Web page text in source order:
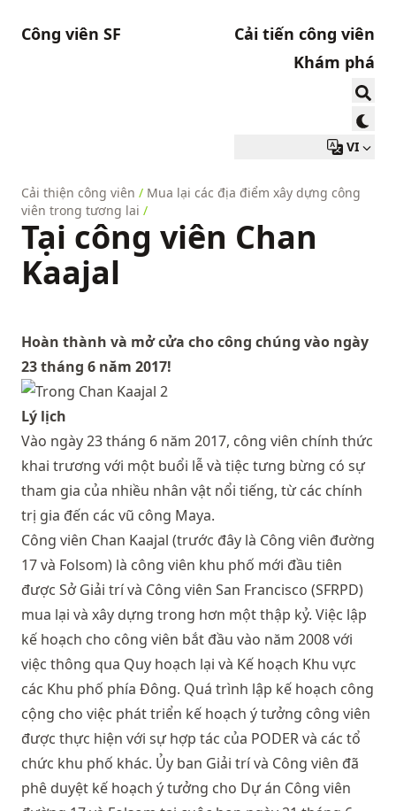
Công viên SF
Cải tiến công viên
Khám phá
VI
Cải thiện công viên / Mua lại các địa điểm xây dựng công
viên trong tương lai /
Tại công viên Chan
Kaajal
Hoàn thành và mở cửa cho công chúng vào ngày
23 tháng 6 năm 2017!
Lý lịch
Vào ngày 23 tháng 6 năm 2017, công viên chính thức
khai trương với một buổi lễ và tiệc tưng bừng có sự
tham gia của nhiều nhân vật nổi tiếng, từ các chính
trị gia đến các vũ công Maya.
Công viên Chan Kaajal (trước đây là Công viên đường
17 và Folsom) là công viên khu phố mới đầu tiên
được Sở Giải trí và Công viên San Francisco (SFRPD)
mua lại và xây dựng trong hơn một thập kỷ. Việc lập
kế hoạch cho công viên bắt đầu vào năm 2008 với
việc thông qua Quy hoạch lại và Kế hoạch Khu vực
các Khu phố phía Đông. Quá trình lập kế hoạch công
cộng cho việc phát triển kế hoạch ý tưởng công viên
được thực hiện với sự hợp tác của PODER và các tổ
chức khu phố khác. Ủy ban Giải trí và Công viên đã
phê duyệt kế hoạch ý tưởng cho Dự án Công viên